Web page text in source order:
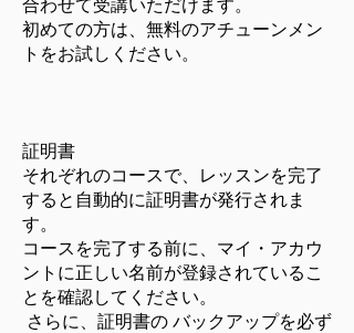
合わせて受講いただけます。
初めての方は、無料のアチューンメン
トをお試しください。
証明書
それぞれのコースで、レッスンを完了
すると自動的に証明書が発行されま
す。
コースを完了する前に、マイ・アカウ
ントに正しい名前が登録されているこ
とを確認してください。
さらに、証明書の バックアップを必ず